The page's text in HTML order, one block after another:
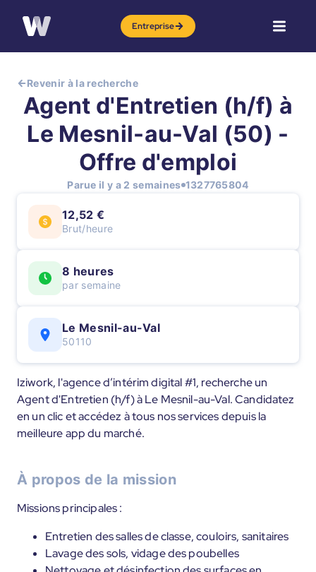
Entreprise
Revenir à la recherche
Agent d'Entretien (h/f) à
Le Mesnil-au-Val (50) -
Offre d'emploi
Parue il y a 2 semaines 1327765804
12,52 €
Brut/heure
8 heures
par semaine
Le Mesnil-au-Val
50110
Iziwork, l'agence d’intérim digital #1, recherche un
Agent d'Entretien (h/f) à Le Mesnil-au-Val. Candidatez
en un clic et accédez à tous nos services depuis la
meilleure app du marché.
À propos de la mission
Missions principales :
Entretien des salles de classe, couloirs, sanitaires
Lavage des sols, vidage des poubelles